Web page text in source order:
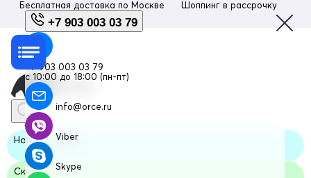
Бесплатная доставка по Москве Шоппинг в рассрочку
+7 903 003 03 79
+7 903 003 03 79
с 10:00 до 18:00 (пн-пт)
info@orce.ru
Viber
Skype
Новая модель
Скидка